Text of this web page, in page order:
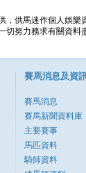
，供馬迷作個人娛
切努力務求有關資料
賽馬消息及資
賽馬消息
賽馬新聞資料庫
主要賽事
馬匹資料
騎師資料